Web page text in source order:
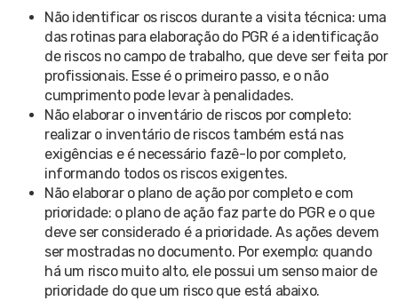
Não identificar os riscos durante a visita técnica: uma
das rotinas para elaboração do PGR é a identificação
de riscos no campo de trabalho, que deve ser feita por
profissionais. Esse é o primeiro passo, e o não
cumprimento pode levar à penalidades.
Não elaborar o inventário de riscos por completo:
realizar o inventário de riscos também está nas
exigências e é necessário fazê-lo por completo,
informando todos os riscos exigentes.
Não elaborar o plano de ação por completo e com
prioridade: o plano de ação faz parte do PGR e o que
deve ser considerado é a prioridade. As ações devem
ser mostradas no documento. Por exemplo: quando
há um risco muito alto, ele possui um senso maior de
prioridade do que um risco que está abaixo.